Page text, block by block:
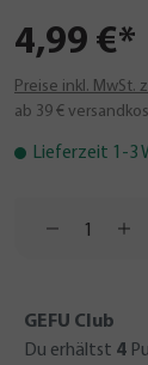
4,99 €*
Preise inkl. MwSt.
ab 39 €
Lieferzeit 1-3
GEFU Club
Du erhältst 4